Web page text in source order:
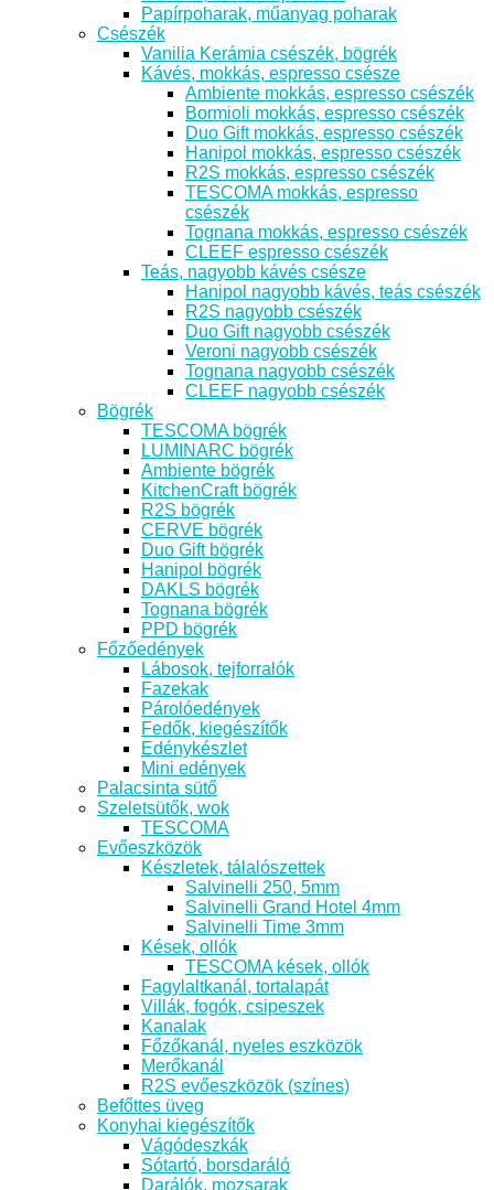
Papírpoharak, műanyag poharak
Csészék
Vanilia Kerámia csészék, bögrék
Kávés, mokkás, espresso csésze
Ambiente mokkás, espresso csészék
Bormioli mokkás, espresso csészék
Duo Gift mokkás, espresso csészék
Hanipol mokkás, espresso csészék
R2S mokkás, espresso csészék
TESCOMA mokkás, espresso
csészék
Tognana mokkás, espresso csészék
CLEEF espresso csészék
Teás, nagyobb kávés csésze
Hanipol nagyobb kávés, teás csészék
R2S nagyobb csészék
Duo Gift nagyobb csészék
Veroni nagyobb csészék
Tognana nagyobb csészék
CLEEF nagyobb csészék
Bögrék
TESCOMA bögrék
LUMINARC bögrék
Ambiente bögrék
KitchenCraft bögrék
R2S bögrék
CERVE bögrék
Duo Gift bögrék
Hanipol bögrék
DAKLS bögrék
Tognana bögrék
PPD bögrék
Főzőedények
Lábosok, tejforralók
Fazekak
Párolóedények
Fedők, kiegészítők
Edénykészlet
Mini edények
Palacsinta sütő
Szeletsütők, wok
TESCOMA
Evőeszközök
Készletek, tálalószettek
Salvinelli 250, 5mm
Salvinelli Grand Hotel 4mm
Salvinelli Time 3mm
Kések, ollók
TESCOMA kések, ollók
Fagylaltkanál, tortalapát
Villák, fogók, csipeszek
Kanalak
Főzőkanál, nyeles eszközök
Merőkanál
R2S evőeszközök (színes)
Befőttes üveg
Konyhai kiegészítők
Vágódeszkák
Sótartó, borsdaráló
Darálók, mozsarak